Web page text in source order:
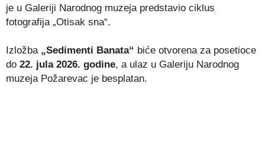
je u Galeriji Narodnog muzeja predstavio ciklus
fotografija „Otisak sna“.
Izložba „Sedimenti Banata“ biće otvorena za posetioce
do 22. jula 2026. godine, a ulaz u Galeriju Narodnog
muzeja Požarevac je besplatan.